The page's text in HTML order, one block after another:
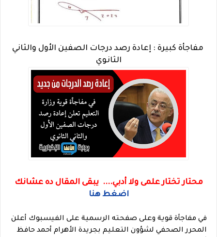
مفاجأة كبيرة : إعادة رصد درجات الصفين الأول والثاني
الثانوي
محتار تختار علمى ولا أدبي.... يبقى المقال ده عشانك
اضغط هنا
في مفاجأة قوية وعلى صفحته الرسمية على الفيسبوك أعلن
المحرر الصحفي لشؤون التعليم بجريدة الأهرام أحمد حافظ